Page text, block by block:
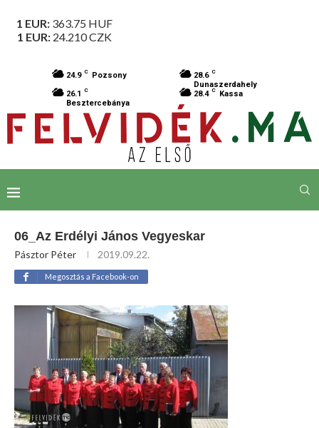
1 EUR: 363.75 HUF
1 EUR: 24.210CZK
24.9 C Pozsony 28.6 C
Dunaszerdahely
26.1 C
Besztercebánya
28.4 C Kassa
06_Az Erdélyi János Vegyeskar
Pásztor Péter 2019.09.22.
Megosztás a Facebook-on